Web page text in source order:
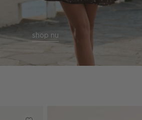
shop nu